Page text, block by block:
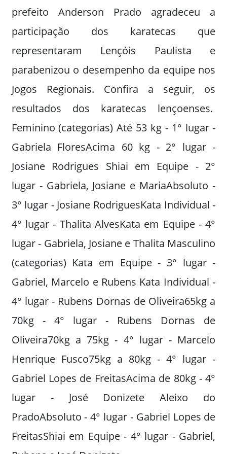
prefeito Anderson Prado agradeceu a
participação dos karatecas que
representaram Lençóis Paulista e
parabenizou o desempenho da equipe nos
Jogos Regionais. Confira a seguir, os
resultados dos karatecas lençoenses.
Feminino (categorias) Até 53 kg - 1° lugar -
Gabriela FloresAcima 60 kg - 2° lugar -
Josiane Rodrigues Shiai em Equipe - 2°
lugar - Gabriela, Josiane e MariaAbsoluto -
3° lugar - Josiane RodriguesKata Individual -
4° lugar - Thalita AlvesKata em Equipe - 4°
lugar - Gabriela, Josiane e Thalita Masculino
(categorias) Kata em Equipe - 3° lugar -
Gabriel, Marcelo e Rubens Kata Individual -
4° lugar - Rubens Dornas de Oliveira65kg a
70kg - 4° lugar - Rubens Dornas de
Oliveira70kg a 75kg - 4° lugar - Marcelo
Henrique Fusco75kg a 80kg - 4° lugar -
Gabriel Lopes de FreitasAcima de 80kg - 4°
lugar - José Donizete Aleixo do
PradoAbsoluto - 4° lugar - Gabriel Lopes de
FreitasShiai em Equipe - 4° lugar - Gabriel,